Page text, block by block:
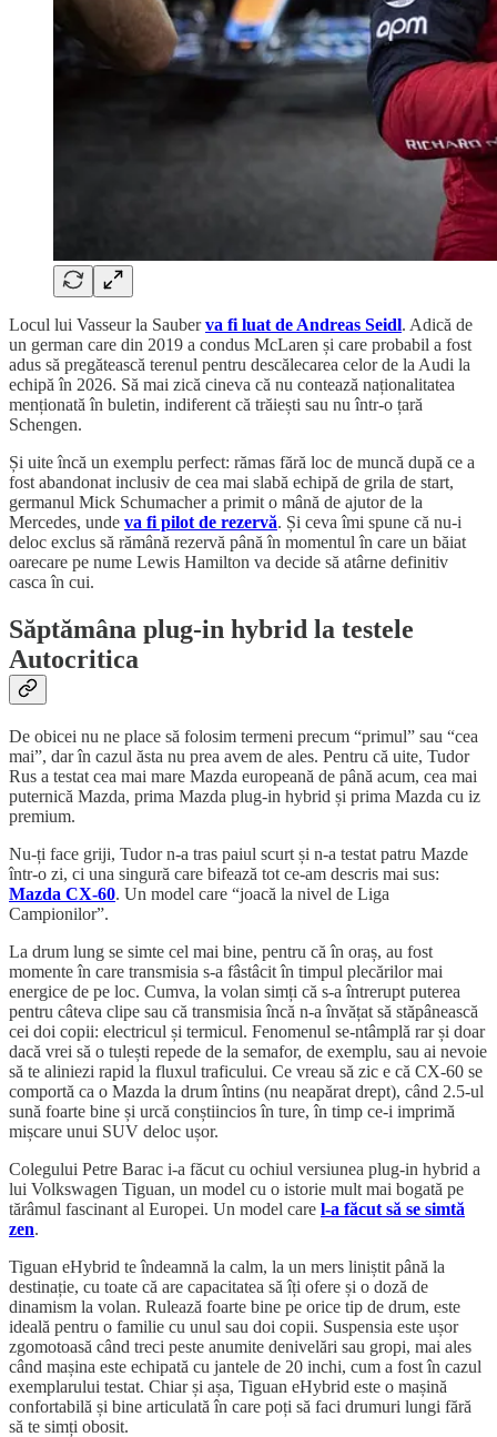
Locul lui Vasseur la Sauberva fi luat de Andreas Seidl. Adică de
un german care din 2019 a condus McLaren și care probabil a fost
adus să pregătească terenul pentru descălecarea celor de la Audi la
echipă în 2026. Să mai zică cineva că nu contează naționalitatea
menționată în buletin, indiferent că trăiești sau nu într-o țară
Schengen.
Și uite încă un exemplu perfect: rămas fără loc de muncă după ce a
fost abandonat inclusiv de cea mai slabă echipă de grila de start,
germanul Mick Schumacher a primit o mână de ajutor de la
Mercedes, unde va fi pilot de rezervă. Și ceva îmi spune că nu-i
deloc exclus să rămână rezervă până în momentul în care un băiat
oarecare pe nume Lewis Hamilton va decide să atârne definitiv
casca în cui.
Săptămâna plug-in hybrid la testele
Autocritica
De obicei nu ne place să folosim termeni precum “primul” sau “cea
mai”, dar în cazul ăsta nu prea avem de ales. Pentru că uite, Tudor
Rus a testat cea mai mare Mazda europeană de până acum, cea mai
puternică Mazda, prima Mazda plug-in hybrid și prima Mazda cu iz
premium.
Nu-ți face griji, Tudor n-a tras paiul scurt și n-a testat patru Mazde
într-o zi, ci una singură care bifează tot ce-am descris mai sus:
Mazda CX-60. Un model care “joacă la nivel de Liga
Campionilor”.
La drum lung se simte cel mai bine, pentru că în oraș, au fost
momente în care transmisia s-a fâstâcit în timpul plecărilor mai
energice de pe loc. Cumva, la volan simți că s-a întrerupt puterea
pentru câteva clipe sau că transmisia încă n-a învățat să stăpânească
cei doi copii: electricul și termicul. Fenomenul se-ntâmplă rar și doar
dacă vrei să o tulești repede de la semafor, de exemplu, sau ai nevoie
să te aliniezi rapid la fluxul traficului. Ce vreau să zic e că CX-60 se
comportă ca o Mazda la drum întins (nu neapărat drept), când 2.5-ul
sună foarte bine și urcă conștiincios în ture, în timp ce-i imprimă
mișcare unui SUV deloc ușor.
Colegului Petre Barac i-a făcut cu ochiul versiunea plug-in hybrid a
lui Volkswagen Tiguan, un model cu o istorie mult mai bogată pe
tărâmul fascinant al Europei. Un model care l-a făcut să se simtă
zen.
Tiguan eHybrid te îndeamnă la calm, la un mers liniștit până la
destinație, cu toate că are capacitatea să îți ofere și o doză de
dinamism la volan. Rulează foarte bine pe orice tip de drum, este
ideală pentru o familie cu unul sau doi copii. Suspensia este ușor
zgomotoasă când treci peste anumite denivelări sau gropi, mai ales
când mașina este echipată cu jantele de 20 inchi, cum a fost în cazul
exemplarului testat. Chiar și așa, Tiguan eHybrid este o mașină
confortabilă și bine articulată în care poți să faci drumuri lungi fără
să te simți obosit.